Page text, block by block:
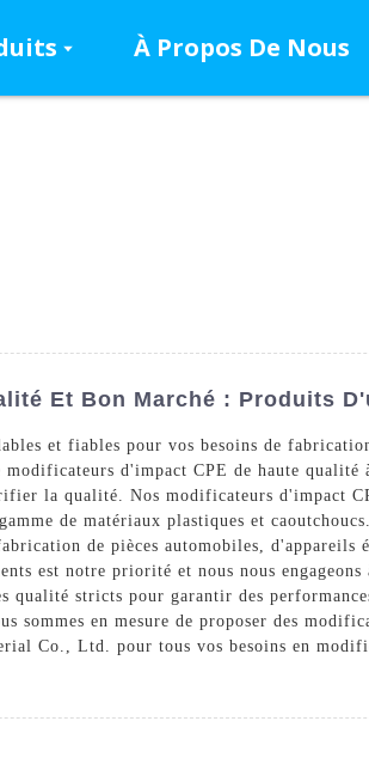
À Propos De Nous
Et Bon Marché : Produits
et fiables pour vos besoins de
d'impact CPE de haute
la qualité. Nos modificateurs d'impact
de matériaux plastiques et
de pièces automobiles, d'appareils
est notre priorité et nous nous
qualité stricts pour garantir des
sommes en mesure de proposer des
Co., Ltd. pour tous vos besoins en